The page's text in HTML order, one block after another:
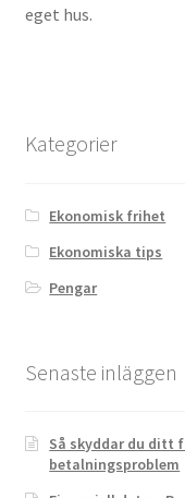
eget hus.
Kategorier
Ekonomisk frihet
Ekonomiska tips
Pengar
Senaste inläggen
Så skyddar du ditt
betalningsproblem